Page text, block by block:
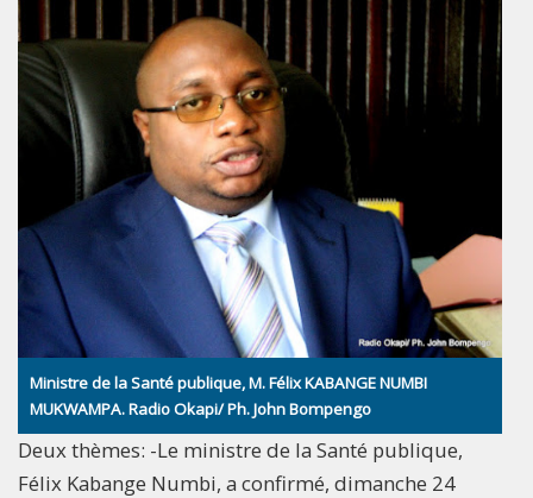
Ministre de la Santé publique, M. Félix KABANGE NUMBI
MUKWAMPA. Radio Okapi/ Ph. John Bompengo
Deux thèmes: -Le ministre de la Santé publique,
Félix Kabange Numbi, a confirmé, dimanche 24